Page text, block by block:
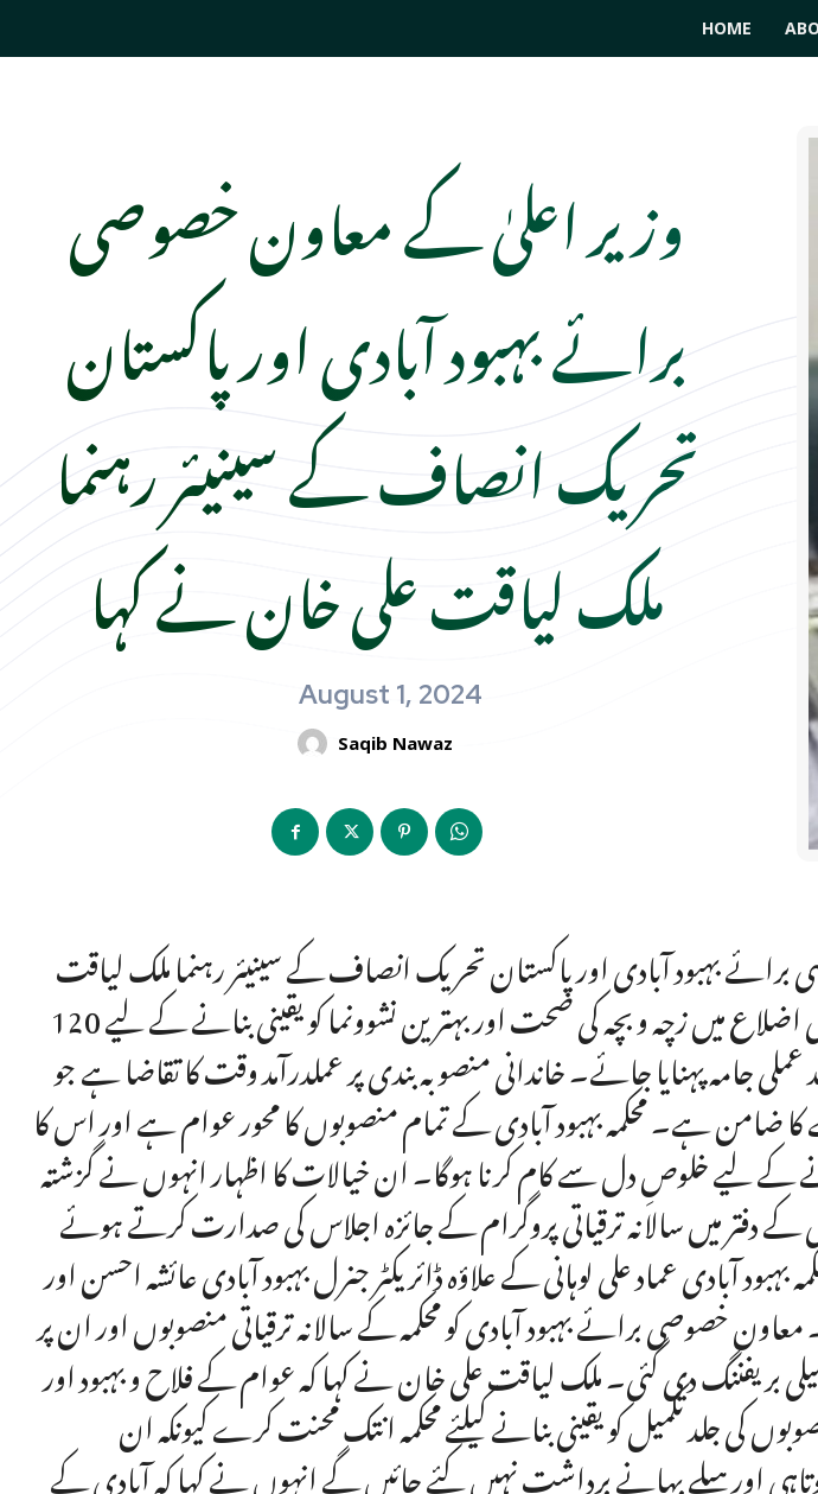
HOME
وزیر اعلیٰ کے معاون خصوصی
برائے بہبود آبادی اور پاکستان
تحریک انصاف کے سینیئر رہنما
ملک لیاقت علی خان نے کہا
August 1, 2024
Saqib Nawaz
بہبود آبادی اور پاکستان تحریک انصاف کے سینیئر رہنما ملک لیاقت
علی خان نے کہا ہے کہ قبائلی اضلاع میں زچہ و بچہ کی صحت اور بہترین نشوونما کو یقینی بنانے کے لیے 120
عملی جامہ پہنایا جائے۔ خاندانی منصوبہ بندی پر عملدرآمد وقت کا تقاضا ہے جو
ضامن ہے۔ محکمہ بہبود آبادی کے تمام منصوبوں کا محور عوام ہے اور اس کا
کے لیے خلوصِ دل سے کام کرنا ہوگا۔ ان خیالات کا اظہار انہوں نے گزشتہ
کے دفتر میں سالانہ ترقیاتی پروگرام کے جائزہ اجلاس کی صدارت کرتے ہوئے
آبادی عماد علی لوہانی کے علاؤہ ڈائریکٹر جنرل بہبود آبادی عائشہ احسن اور
خصوصی برائے بہبود آبادی کو محکمہ کے سالانہ ترقیاتی منصوبوں اور ان پر
بریفننگ دی گئی۔ ملک لیاقت علی خان نے کہا کہ عوام کے فلاح و بہبود اور
کی جلد تکمیل کو یقینی بنانے کیلئے محکمہ انتک محنت کرے کیونکہ ان
اور ہیلے بہانے برداشت نہیں کئے جائیں گے انہوں نے کہا کہ آبادی کے